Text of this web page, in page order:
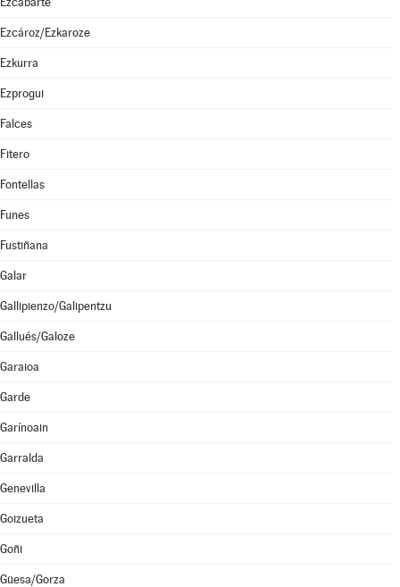
Ezcároz/Ezkaroze
Ezkurra
Ezprogui
Falces
Fitero
Fontellas
Funes
Fustiñana
Galar
Gallipienzo/Galipentzu
Gallués/Galoze
Garaioa
Garde
Garínoain
Garralda
Genevilla
Goizueta
Goñi
Güesa/Gorza